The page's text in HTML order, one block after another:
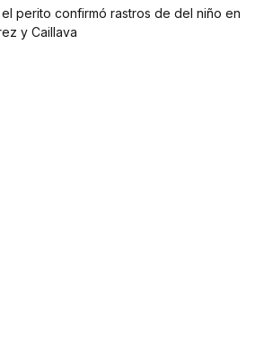
perito confirmó rastros de del niño en
y Caillava